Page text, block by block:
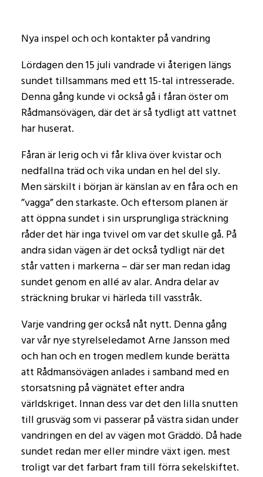
Nya inspel och och kontakter på vandring
Lördagen den 15 juli vandrade vi återigen längs
sundet tillsammans med ett 15-tal intresserade.
Denna gång kunde vi också gå i fåran öster om
Rådmansövägen, där det är så tydligt att vattnet
har huserat.
Fåran är lerig och vi får kliva över kvistar och
nedfallna träd och vika undan en hel del sly.
Men särskilt i början är känslan av en fåra och en
”vagga” den starkaste. Och eftersom planen är
att öppna sundet i sin ursprungliga sträckning
råder det här inga tvivel om var det skulle gå. På
andra sidan vägen är det också tydligt när det
står vatten i markerna – där ser man redan idag
sundet genom en allé av alar. Andra delar av
sträckning brukar vi härleda till vasstråk.
Varje vandring ger också nåt nytt. Denna gång
var vår nye styrelseledamot Arne Jansson med
och han och en trogen medlem kunde berätta
att Rådmansövägen anlades i samband med en
storsatsning på vägnätet efter andra
världskriget. Innan dess var det den lilla snutten
till grusväg som vi passerar på västra sidan under
vandringen en del av vägen mot Gräddö. Då hade
sundet redan mer eller mindre växt igen. mest
troligt var det farbart fram till förra sekelskiftet.